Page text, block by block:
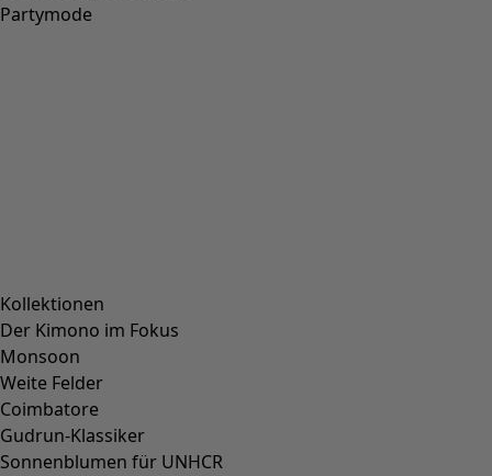
Partymode
Kollektionen
Der Kimono im Fokus
Monsoon
Weite Felder
Coimbatore
Gudrun-Klassiker
Sonnenblumen für UNHCR